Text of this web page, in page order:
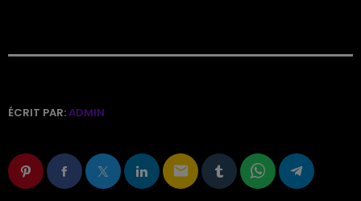
ÉCRIT PAR:ADMIN
email